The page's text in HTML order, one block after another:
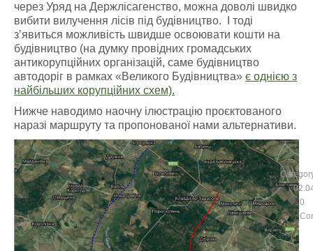
через Уряд на Держлісагенство, можна доволі швидко
вибити вилучення лісів під будівництво. І тоді
з’явиться можливість швидше освоювати кошти на
будівництво (на думку провідних громадських
антикорупційних організацій, саме будівництво
автодоріг в рамках «Великого Будівництва» є однією з
найбільших корупційних схем).
Нижче наводимо наочну ілюстрацію проєктованого
наразі маршруту та пропонованої нами альтернативи.
0